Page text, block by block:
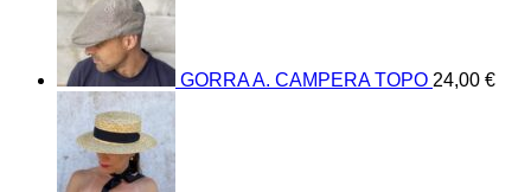
GORRA A. CAMPERA TOPO 24,00 €